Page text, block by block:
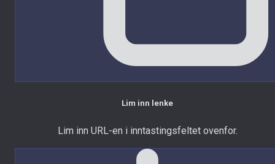
Lim inn lenke
Lim inn URL-en i inntastingsfeltet ovenfor.